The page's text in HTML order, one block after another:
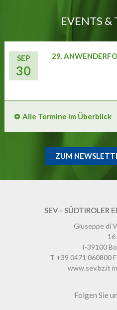
EVENTS &
SEP
30
29.
Alle Termine im Überblick
ZUM
SEV - SÜDTIROLER
Giuseppe di
16
I-39100
T +39 0471 060800F
www.sev.bz.it
Folgen Sie